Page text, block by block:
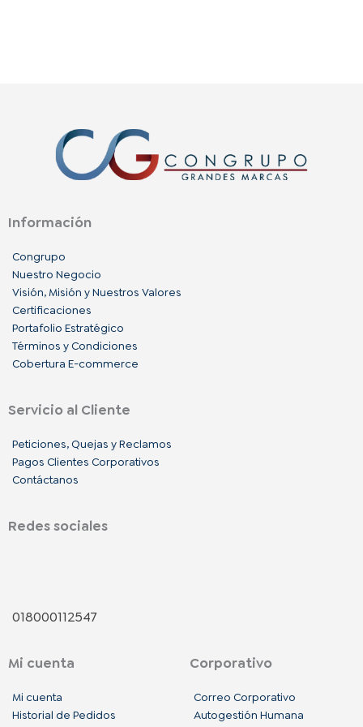
Información
Congrupo
Nuestro Negocio
Visión, Misión y Nuestros Valores
Certificaciones
Portafolio Estratégico
Términos y Condiciones
Cobertura E-commerce
Servicio al Cliente
Peticiones, Quejas y Reclamos
Pagos Clientes Corporativos
Contáctanos
Redes sociales
a
c
e
n
s
t
i
n
k
018000112547
Mi cuenta
Mi cuenta
Historial de Pedidos
Corporativo
Correo Corporativo
Autogestión Humana